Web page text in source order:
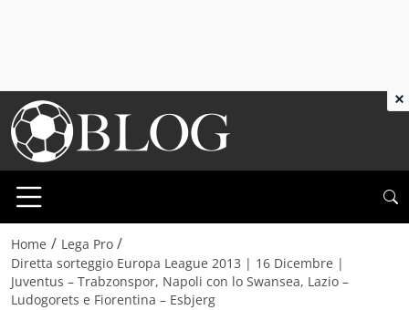
Home / Lega Pro /
Diretta sorteggio Europa League 2013 | 16 Dicembre |
Juventus – Trabzonspor, Napoli con lo Swansea, Lazio –
Ludogorets e Fiorentina – Esbjerg
×